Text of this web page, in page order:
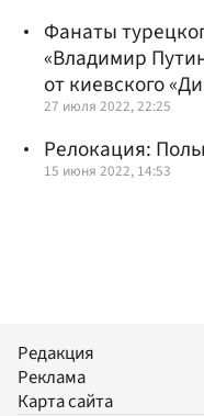
Фанаты
«Владимир
от киевского
27 июля 2022, 22:25
Релокация:
15 июня 2022, 14:53
Редакция
Реклама
Карта сайта